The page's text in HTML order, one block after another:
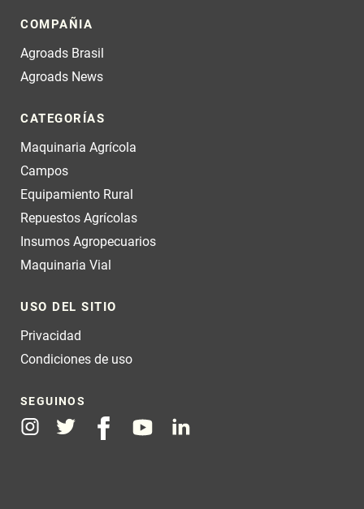
COMPAÑIA
Agroads Brasil
Agroads News
CATEGORÍAS
Maquinaria Agrícola
Campos
Equipamiento Rural
Repuestos Agrícolas
Insumos Agropecuarios
Maquinaria Vial
USO DEL SITIO
Privacidad
Condiciones de uso
SEGUINOS
InstagramTwitter FacebookYoutubeLinkedin